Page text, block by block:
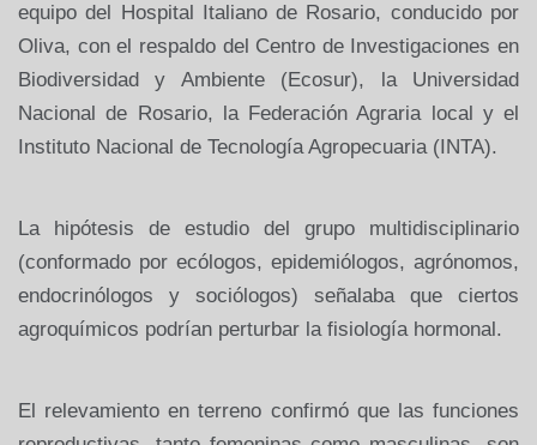
equipo del Hospital Italiano de Rosario, conducido por
Oliva, con el respaldo del Centro de Investigaciones en
Biodiversidad y Ambiente (Ecosur), la
Universidad
Nacional de Rosario, la Federación Agraria local y el
Instituto Nacional de Tecnología Agropecuaria (INTA).
La hipótesis
de estudio del grupo multidisciplinario
(conformado por ecólogos, epidemiólogos, agrónomos,
endocrinólogos y sociólogos) señalaba que
ciertos
agroquímicos podrían perturbar la fisiología hormonal.
El relevamiento en terreno confirmó que las funciones